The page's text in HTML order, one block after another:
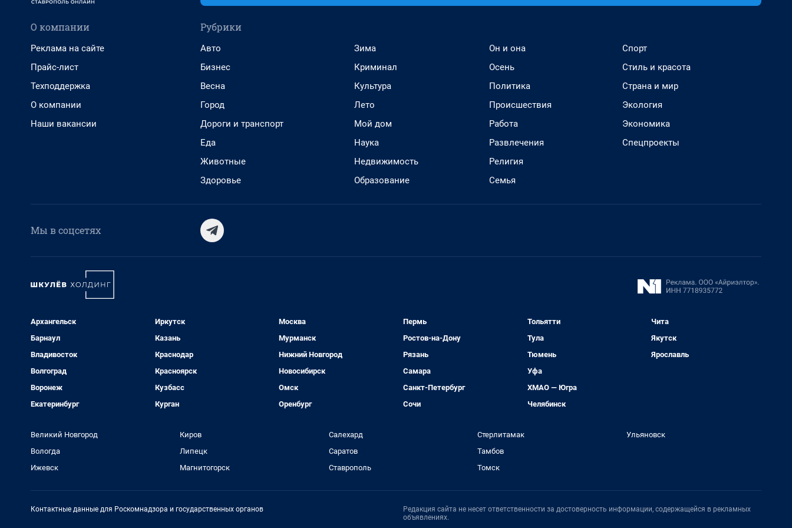
О компании
Реклама на сайте
Прайс-лист
Техподдержка
О компании
Наши вакансии
Рубрики
Авто
Бизнес
Весна
Город
Дороги и транспорт
Еда
Животные
Здоровье
Зима
Криминал
Культура
Лето
Мой дом
Наука
Недвижимость
Образование
Он и она
Осень
Политика
Происшествия
Работа
Развлечения
Религия
Семья
Спорт
Стиль и красота
Страна и мир
Экология
Экономика
Спецпроекты
Мы в соцсетях
Архангельск
Барнаул
Владивосток
Волгоград
Воронеж
Екатеринбург
Иркутск
Казань
Краснодар
Красноярск
Кузбасс
Курган
Москва
Мурманск
Нижний Новгород
Новосибирск
Омск
Оренбург
Пермь
Ростов-на-Дону
Рязань
Самара
Санкт-Петербург
Сочи
Тольятти
Тула
Тюмень
Уфа
ХМАО — Югра
Челябинск
Чита
Якутск
Ярославль
Великий Новгород
Вологда
Ижевск
Киров
Липецк
Магнитогорск
Салехард
Саратов
Ставрополь
Стерлитамак
Тамбов
Томск
Ульяновск
Контактные данные для Роскомнадзора и государственных органов
Редакция сайта не несет ответственности за достоверность информации, содержащейся в рекламных
объявлениях.